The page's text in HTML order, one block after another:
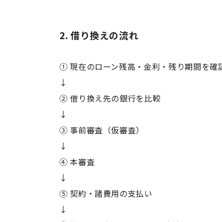
2. 借り換えの流れ
① 現在のローン残高・金利・残り期間を確
↓
② 借り換え先の銀行を比較
↓
③ 事前審査（仮審査）
↓
④ 本審査
↓
⑤ 契約・諸費用の支払い
↓